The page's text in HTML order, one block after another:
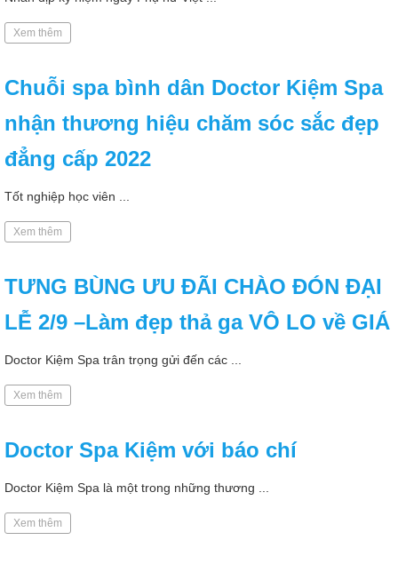
Xem thêm
Chuỗi spa bình dân Doctor Kiệm Spa
nhận thương hiệu chăm sóc sắc đẹp
đẳng cấp 2022
Tốt nghiệp học viên ...
Xem thêm
TƯNG BÙNG ƯU ĐÃI CHÀO ĐÓN ĐẠI
LỄ 2/9 –Làm đẹp thả ga VÔ LO về GIÁ
Doctor Kiệm Spa trân trọng gửi đến các ...
Xem thêm
Doctor Spa Kiệm với báo chí
Doctor Kiệm Spa là một trong những thương ...
Xem thêm